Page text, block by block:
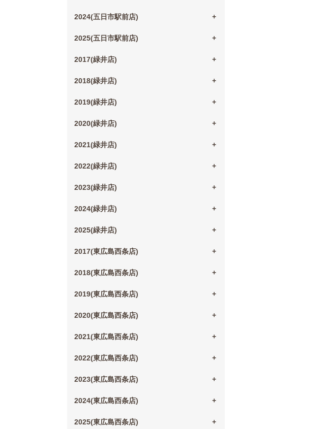
2024(五日市駅前店)
2025(五日市駅前店)
2017(緑井店)
2018(緑井店)
2019(緑井店)
2020(緑井店)
2021(緑井店)
2022(緑井店)
2023(緑井店)
2024(緑井店)
2025(緑井店)
2017(東広島西条店)
2018(東広島西条店)
2019(東広島西条店)
2020(東広島西条店)
2021(東広島西条店)
2022(東広島西条店)
2023(東広島西条店)
2024(東広島西条店)
2025(東広島西条店)